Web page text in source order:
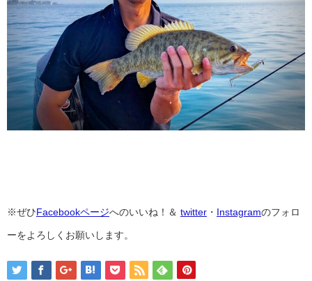
※ぜひFacebookページへのいいね！＆ twitter ・ Instagramのフォロ
ーをよろしくお願いします。